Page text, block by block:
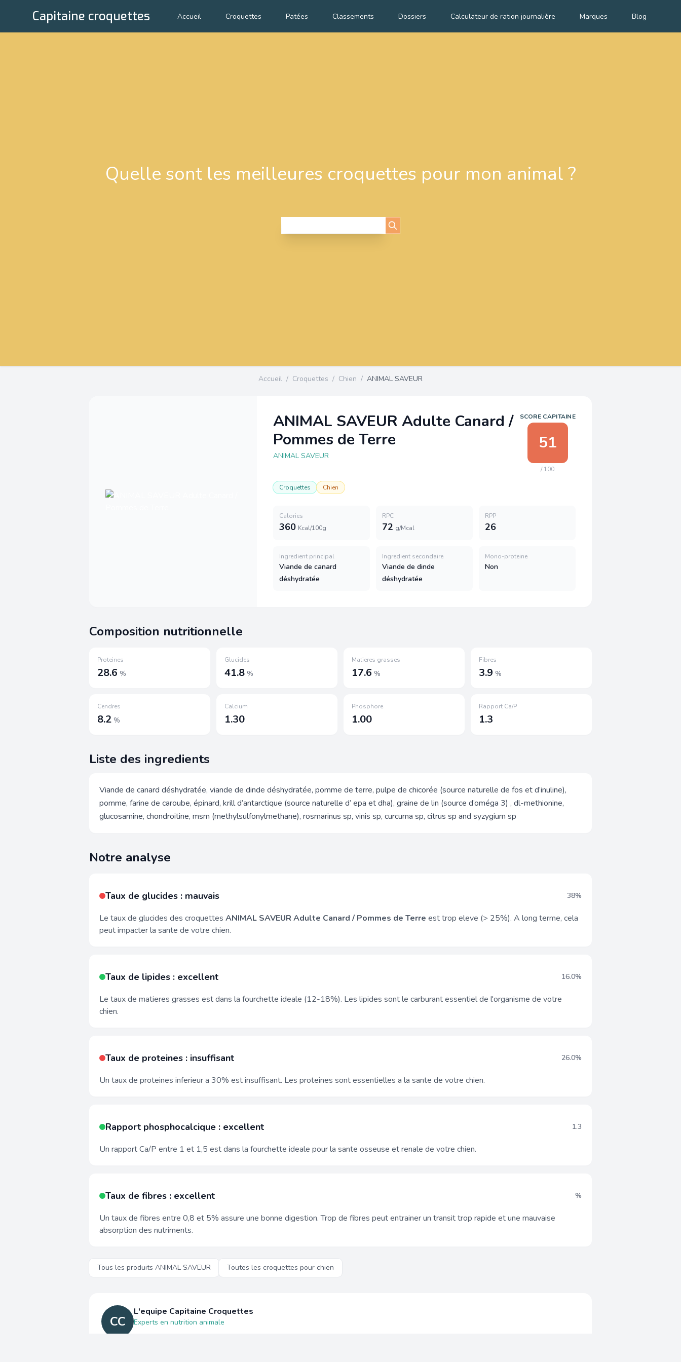
Capitaine croquettes Accueil Croquettes Patées Classements Dossiers Calculateur de ration journalière Marques Blog
Quelle sont les meilleures croquettes pour mon animal ?
Accueil / Croquettes / Chien / ANIMAL SAVEUR
ANIMAL SAVEUR Adulte Canard /
Pommes de Terre
ANIMAL SAVEUR
SCORE CAPITAINE
51
/ 100
Croquettes Chien
Calories
360 Kcal/100g
RPC
72 g/Mcal
RPP
26
Ingredient principal
Viande de canard
déshydratée
Ingredient secondaire
Viande de dinde
déshydratée
Mono-proteine
Non
Composition nutritionnelle
Proteines
28.6 %
Glucides
41.8 %
Matieres grasses
17.6 %
Fibres
3.9 %
Cendres
8.2 %
Calcium
1.30
Phosphore
1.00
Rapport Ca/P
1.3
Liste des ingredients
Viande de canard déshydratée, viande de dinde déshydratée, pomme de terre, pulpe de chicorée (source naturelle de fos et d’inuline),
pomme, farine de caroube, épinard, krill d’antarctique (source naturelle d’ epa et dha), graine de lin (source d’oméga 3) , dl-methionine,
glucosamine, chondroitine, msm (methylsulfonylmethane), rosmarinus sp, vinis sp, curcuma sp, citrus sp and syzygium sp
Notre analyse
Taux de glucides : mauvais 38%
Le taux de glucides des croquettes ANIMAL SAVEUR Adulte Canard / Pommes de Terre est trop eleve (> 25%). A long terme, cela
peut impacter la sante de votre chien.
Taux de lipides : excellent 16.0%
Le taux de matieres grasses est dans la fourchette ideale (12-18%). Les lipides sont le carburant essentiel de l'organisme de votre
chien.
Taux de proteines : insuffisant 26.0%
Un taux de proteines inferieur a 30% est insuffisant. Les proteines sont essentielles a la sante de votre chien.
Rapport phosphocalcique : excellent 1.3
Un rapport Ca/P entre 1 et 1,5 est dans la fourchette ideale pour la sante osseuse et renale de votre chien.
Taux de fibres : excellent %
Un taux de fibres entre 0,8 et 5% assure une bonne digestion. Trop de fibres peut entrainer un transit trop rapide et une mauvaise
absorption des nutriments.
Tous les produits ANIMAL SAVEUR Toutes les croquettes pour chien
CC
L'equipe Capitaine Croquettes
Experts en nutrition animale